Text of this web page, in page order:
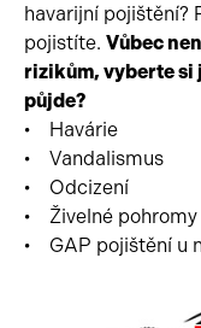
havarijní pojištění?
pojistíte. Vůbec
rizikům, vyberte si
půjde?
• Havárie
• Vandalismus
• Odcizení
• Živelné pohromy
• GAP pojištění u